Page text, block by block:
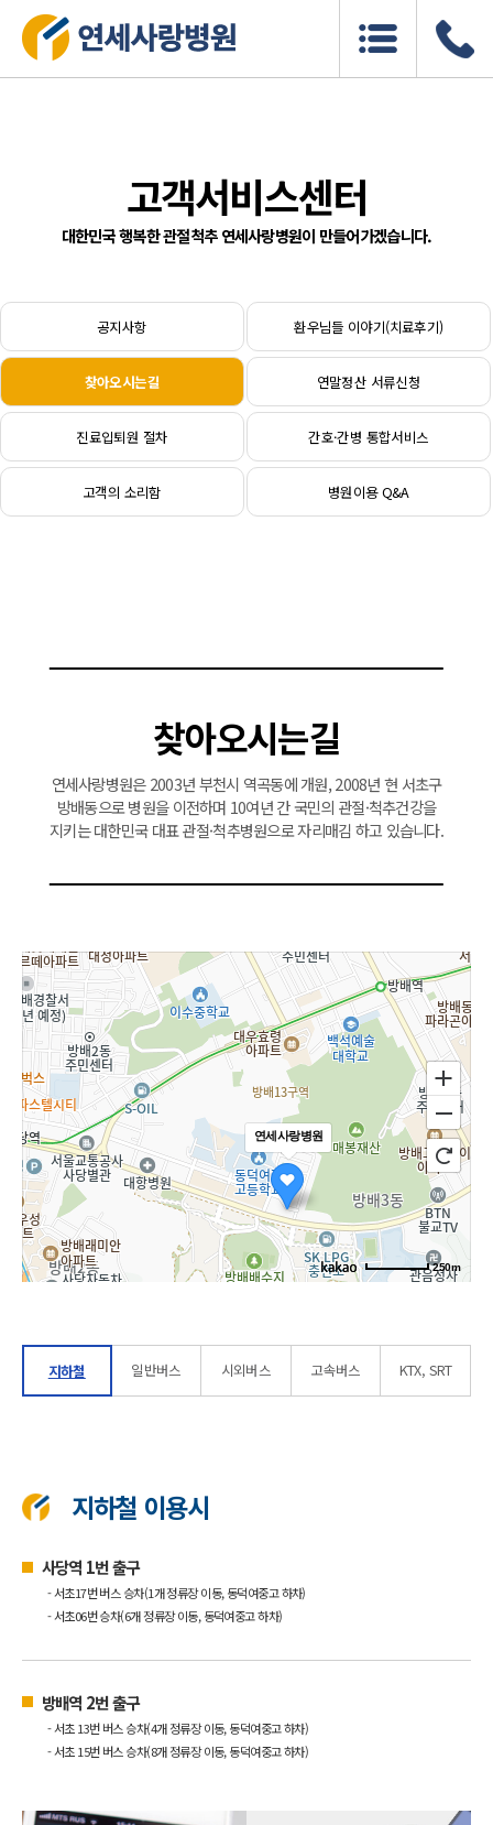
고객서비스센터
대한민국 행복한 관절척추 연세사랑병원이 만들어가겠습니다.
공지사항 환우님들 이야기(치료후기)
찾아오시는길 연말정산 서류신청
진료입퇴원 절차 간호·간병 통합서비스
고객의 소리함 병원이용 Q&A
찾아오시는길
연세사랑병원은 2003년 부천시 역곡동에 개원, 2008년 현 서초구
방배동으로 병원을 이전하며 10여년 간 국민의 관절·척추건강을
지키는 대한민국 대표 관절·척추병원으로 자리매김 하고 있습니다.
연세사랑병원
250m
지하철 일반버스 시외버스 고속버스 KTX, SRT
지하철 이용시
사당역 1번 출구
- 서초17번 버스 승차(1개 정류장 이동, 동덕여중고 하차)
- 서초06번 승차(6개 정류장 이동, 동덕여중고 하차)
방배역 2번 출구
- 서초 13번 버스 승차(4개 정류장 이동, 동덕여중고 하차)
- 서초 15번 버스 승차(8개 정류장 이동, 동덕여중고 하차)